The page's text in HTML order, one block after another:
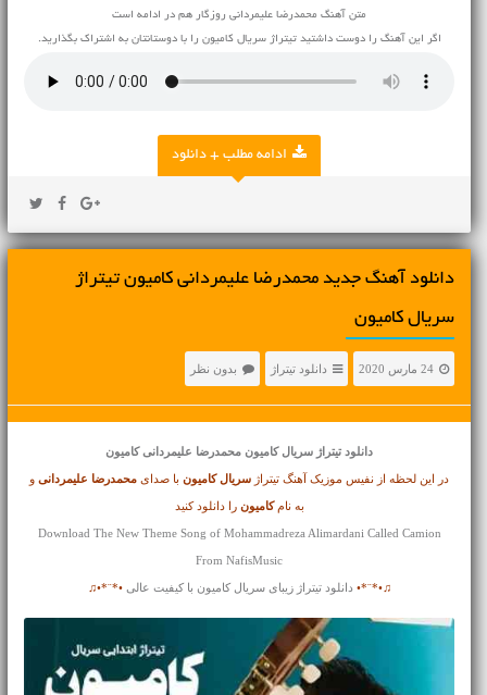
متن آهنگ محمدرضا علیمردانی روزگار هم در ادامه است
اگر این آهنگ را دوست داشتید تیتراژ سریال کامیون را با دوستانتان به اشتراک بگذارید.
ادامه مطلب + دانلود
دانلود آهنگ جدید محمدرضا علیمردانی کامیون تیتراژ
سریال کامیون
24 مارس 2020 دانلود تیتراژ بدون نظر
دانلود تیتراژ سریال کامیون محمدرضا علیمردانی کامیون
در این لحظه از نفیس موزیک آهنگ تیتراژ سریال کامیونبا صدای محمدرضا علیمردانیو
به نامکامیون را دانلود کنید
Download The New Theme Song of Mohammadreza Alimardani Called Camion
From NafisMusic
♫•*¨*• دانلود تیتراژ زیبای سریال کامیون با کیفیت عالی•*¨*•♫